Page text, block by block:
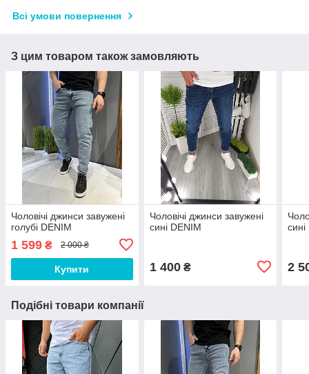
Всі умови повернення
З цим товаром також замовляють
Чоловічі джинси завужені
голубі DENIM
1 599 ₴ 2 000 ₴
Купити
Чоловічі джинси завужені
сині DENIM
1 400₴ 2
Подібні товари компанії